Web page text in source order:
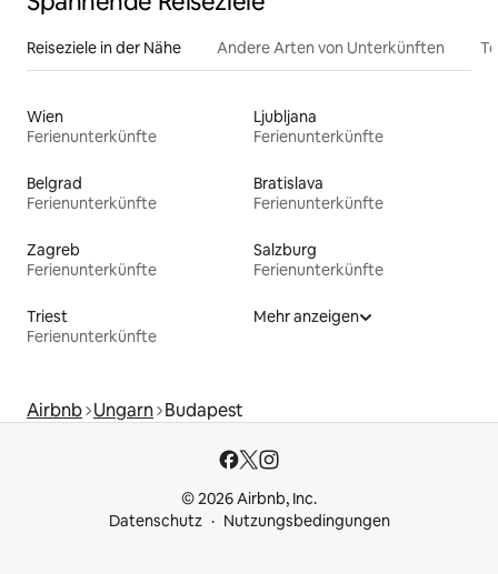
Reiseziele in der Nähe Andere Arten von Unterkünften
Wien
Ferienunterkünfte
Ljubljana
Ferienunterkünfte
Belgrad
Ferienunterkünfte
Bratislava
Ferienunterkünfte
Zagreb
Ferienunterkünfte
Salzburg
Ferienunterkünfte
Triest
Ferienunterkünfte
Mehr anzeigen
Airbnb Ungarn Budapest
© 2026 Airbnb, Inc.
Datenschutz
Nutzungsbedingungen